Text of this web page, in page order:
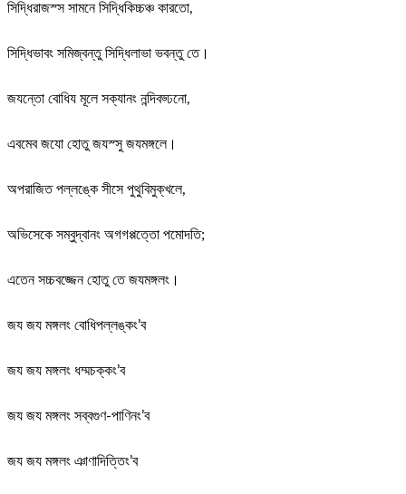
সিদ্ধিরাজস্স সামনে সিদ্ধিকিচ্চঞ্চ কারতো,
সিদ্ধিভাবং সমিজ্বন্তু সিদ্ধিলাভা ভবন্তু তে।
জযন্তো বোধিয মূলে সক্যানং নন্দিবড্ঢনো,
এবমেব জযো হোতু জযস্সু জযমঙ্গলে।
অপরাজিত পল্লঙ্কে সীসে পুথুবিমুক্খলে,
অভিসেকে সম্বুদ্বানং অগগপ্পত্তো পমোদতি;
এতেন সচ্চবজ্জেন হোতু তে জযমঙ্গলং।
জয জয মঙ্গলং বোধিপল্লঙ্কং’ব
জয জয মঙ্গলং ধম্মচক্কং’ব
জয জয মঙ্গলং সব্বগুণ-পাণিনং’ব
জয জয মঙ্গলং ঞাণাদিত্তিং’ব